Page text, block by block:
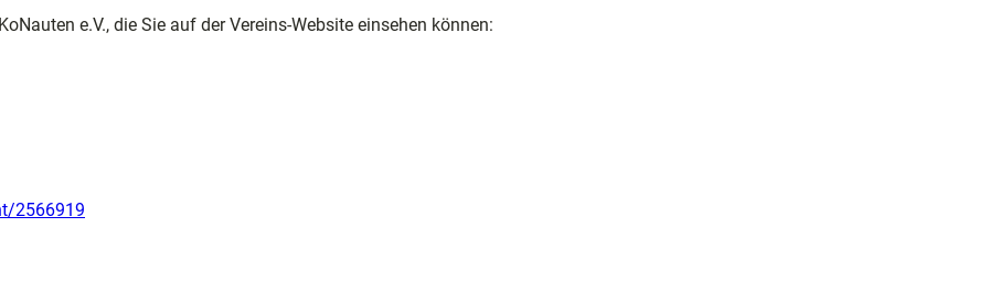
e.V., die Sie auf der Vereins-Website einsehen können:
2566919